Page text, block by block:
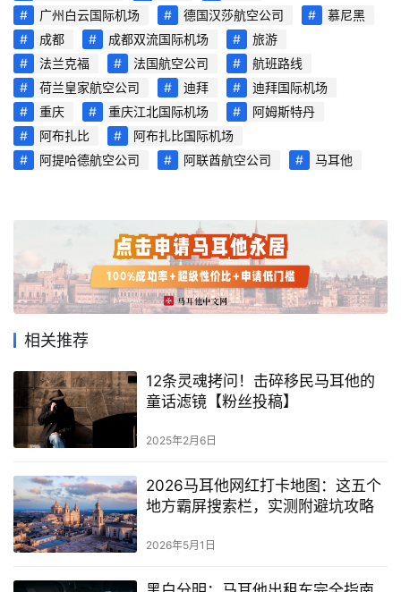
广州白云国际机场
德国汉莎航空公司
慕尼黑
成都
成都双流国际机场
旅游
法兰克福
法国航空公司
航班路线
荷兰皇家航空公司
迪拜
迪拜国际机场
重庆
重庆江北国际机场
阿姆斯特丹
阿布扎比
阿布扎比国际机场
阿提哈德航空公司
阿联酋航空公司 马耳他
相关推荐
12条灵魂拷问！击碎移民马耳他的
童话滤镜【粉丝投稿】
2025年2月6日
2026马耳他网红打卡地图：这五个
地方霸屏搜索栏，实测附避坑攻略
2026年5月1日